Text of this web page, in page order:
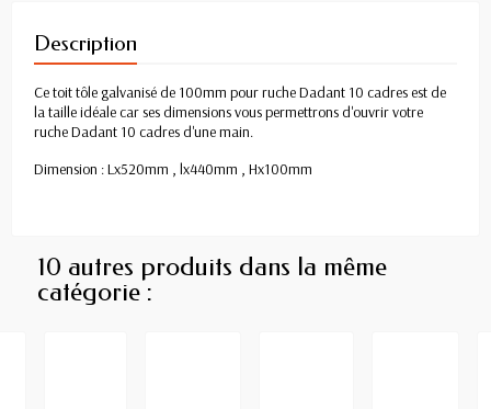
Description
Ce toit tôle galvanisé de 100mm pour ruche Dadant 10 cadres est de
la taille idéale car ses dimensions vous permettrons d'ouvrir votre
ruche Dadant 10 cadres d'une main.
Dimension : Lx520mm , lx440mm , Hx100mm
10 autres produits dans la même
catégorie :